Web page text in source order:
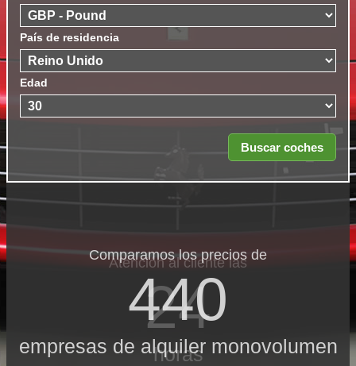
País de residencia
Edad
Comparamos los precios de
440
empresas de alquiler monovolumen
Atención al cliente las
24
horas